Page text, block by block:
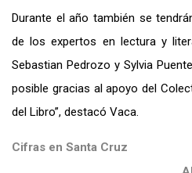
Durante el año también se
de los expertos en lectura y
Sebastian Pedrozo y Sylvia
posible gracias al apoyo del
del Libro”, destacó Vaca.
Cifras en Santa Cruz